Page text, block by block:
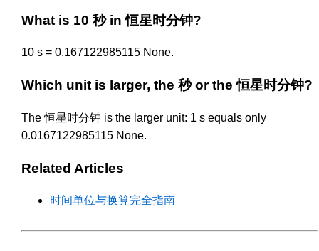
What is 10 秒 in 恒星时分钟?
10 s = 0.167122985115 None.
Which unit is larger, the 秒 or the 恒星时分钟?
The 恒星时分钟 is the larger unit: 1 s equals only
0.0167122985115 None.
Related Articles
时间单位与换算完全指南